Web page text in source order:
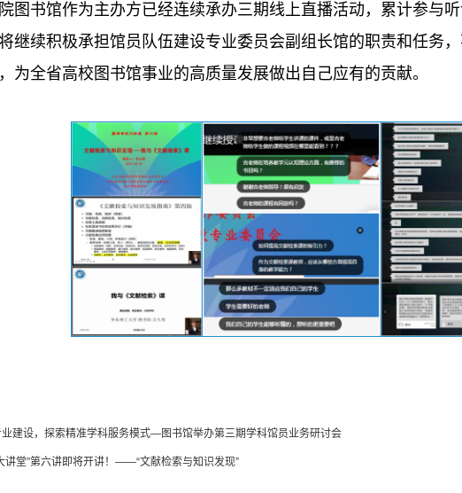
图书馆作为主办方已经连续承办三期线上直播活动，累计参与
继续积极承担馆员队伍建设专业委员会副组长馆的职责和任务
为全省高校图书馆事业的高质量发展做出自己应有的贡献。
建设，探索精准学科服务模式—图书馆举办第三期学科馆员业务研讨会
讲堂”第六讲即将开讲！——“文献检索与知识发现”